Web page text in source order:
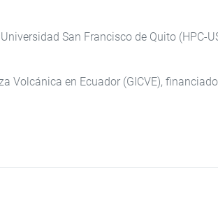
San Francisco de Quito (HPC-
Volcánica en Ecuador (GICVE),